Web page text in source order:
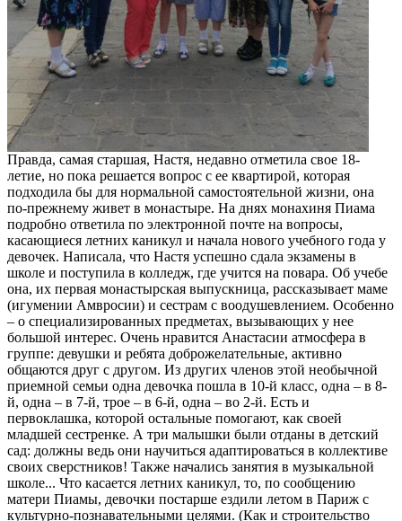
Правда, самая старшая, Настя, недавно отметила свое 18-
летие, но пока решается вопрос с ее квартирой, которая
подходила бы для нормальной самостоятельной жизни, она
по-прежнему живет в монастыре. На днях монахиня Пиама
подробно ответила по электронной почте на вопросы,
касающиеся летних каникул и начала нового учебного года у
девочек. Написала, что Настя успешно сдала экзамены в
школе и поступила в колледж, где учится на повара. Об учебе
она, их первая монастырская выпускница, рассказывает маме
(игумении Амвросии) и сестрам с воодушевлением. Особенно
– о специализированных предметах, вызывающих у нее
большой интерес. Очень нравится Анастасии атмосфера в
группе: девушки и ребята доброжелательные, активно
общаются друг с другом. Из других членов этой необычной
приемной семьи одна девочка пошла в 10-й класс, одна – в 8-
й, одна – в 7-й, трое – в 6-й, одна – во 2-й. Есть и
первоклашка, которой остальные помогают, как своей
младшей сестренке. А три малышки были отданы в детский
сад: должны ведь они научиться адаптироваться в коллективе
своих сверстников! Также начались занятия в музыкальной
школе... Что касается летних каникул, то, по сообщению
матери Пиамы, девочки постарше ездили летом в Париж с
культурно-познавательными целями. (Как и строительство